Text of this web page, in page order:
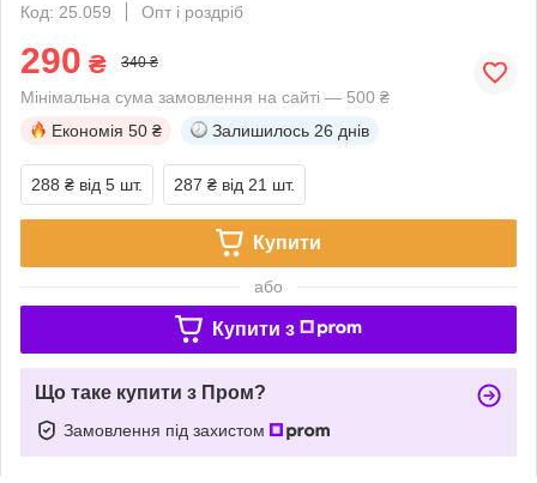
Код: 25.059
Опт і роздріб
290 ₴ 340 ₴
Мінімальна сума замовлення на сайті — 500 ₴
Економія 50 ₴ Залишилось 26 днів
288 ₴ від 5 шт. 287 ₴ від 21 шт.
Купити
або
Купити з
Що таке купити з Пром?
Замовлення під захистом